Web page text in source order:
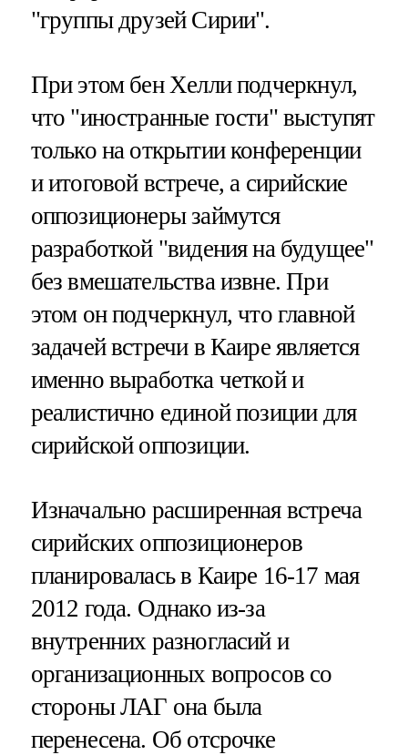
"группы друзей Сирии".
При этом бен Хелли подчеркнул,
что "иностранные гости" выступят
только на открытии конференции
и итоговой встрече, а сирийские
оппозиционеры займутся
разработкой "видения на будущее"
без вмешательства извне. При
этом он подчеркнул, что главной
задачей встречи в Каире является
именно выработка четкой и
реалистично единой позиции для
сирийской оппозиции.
Изначально расширенная встреча
сирийских оппозиционеров
планировалась в Каире 16-17 мая
2012 года. Однако из-за
внутренних разногласий и
организационных вопросов со
стороны ЛАГ она была
перенесена. Об отсрочке